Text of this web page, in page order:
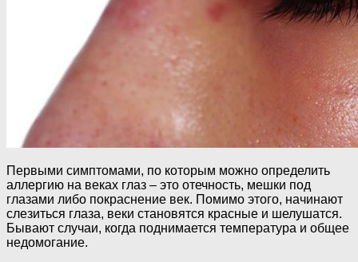
Первыми симптомами, по которым можно определить
аллергию на веках глаз – это отечность, мешки под
глазами либо покраснение век. Помимо этого, начинают
слезиться глаза, веки становятся красные и шелушатся.
Бывают случаи, когда поднимается температура и общее
недомогание.